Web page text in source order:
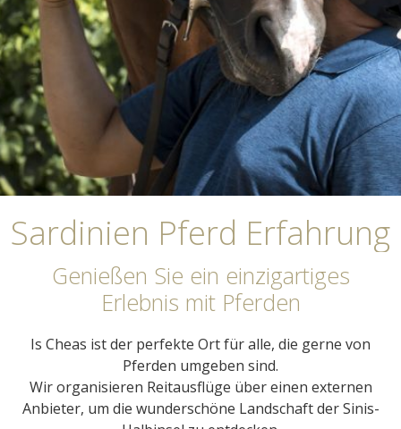
Bis:
Erwachsene:
Kinder:
Sardinien Pferd Erfahrung
Genießen Sie ein einzigartiges
Erlebnis mit Pferden
Is Cheas ist der perfekte Ort für alle, die gerne von
Pferden umgeben sind.
Wir organisieren Reitausflüge über einen externen
Anbieter, um die wunderschöne Landschaft der Sinis-